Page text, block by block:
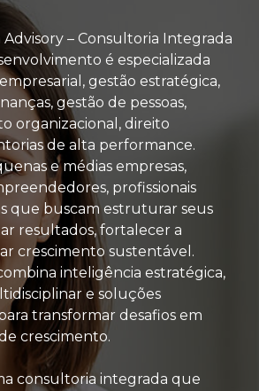
– Consultoria Integrada
é especializada
gestão estratégica,
gestão de pessoas,
organizacional, direito
de alta performance.
e médias empresas,
profissionais
que buscam estruturar seus
resultados, fortalecer a
crescimento sustentável.
inteligência estratégica,
e soluções
transformar desafios em
crescimento.
consultoria integrada que